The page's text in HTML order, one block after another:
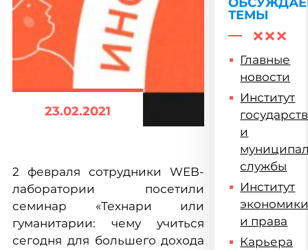
23.02.2021
2 февраля сотрудники WEB-
лаборатории посетили
семинар «Технари или
гуманитарии: чему учиться
сегодня для большего дохода
ТЕМЫ
Главные
новости
Институт
и
службы
Институт
и права
Карьера